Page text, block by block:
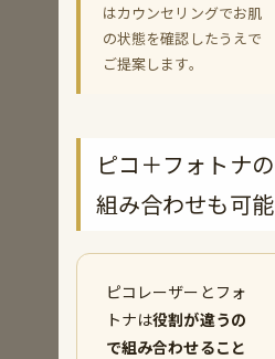
はカウンセリングでお肌
の状態を確認したうえで
ご提案します。
ピコ＋フォトナの
組み合わせも可能
ピコレーザーとフォ
トナは役割が違うの
で組み合わせること